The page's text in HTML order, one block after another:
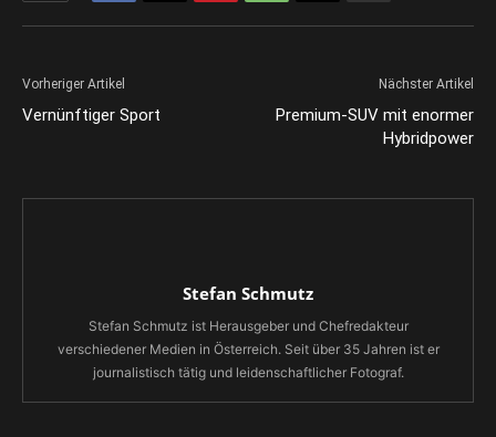
Vorheriger Artikel
Vernünftiger Sport
Nächster Artikel
Premium-SUV mit enormer
Hybridpower
Stefan Schmutz
Stefan Schmutz ist Herausgeber und Chefredakteur
verschiedener Medien in Österreich. Seit über 35 Jahren ist er
journalistisch tätig und leidenschaftlicher Fotograf.